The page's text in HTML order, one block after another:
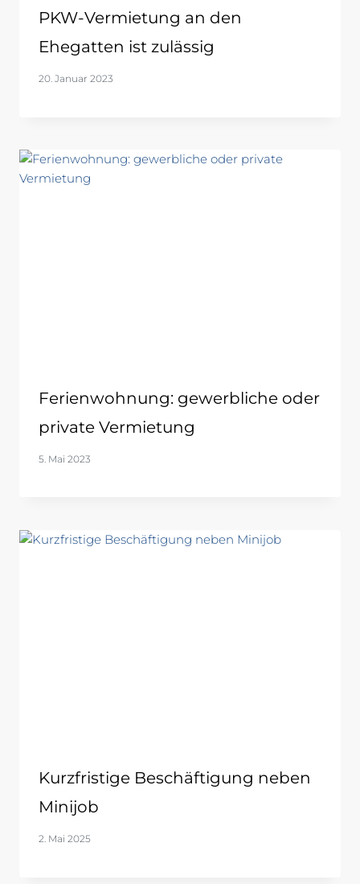
PKW-Vermietung an den
Ehegatten ist zulässig
20. Januar 2023
Ferienwohnung: gewerbliche oder
private Vermietung
5. Mai 2023
Kurzfristige Beschäftigung neben
Minijob
2. Mai 2025